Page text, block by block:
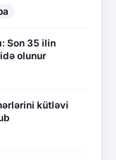
Son 35 ilin
olunur
kütləvi